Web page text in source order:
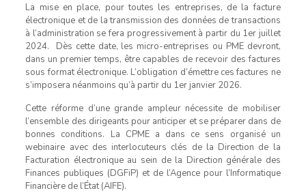
La mise en place, pour toutes les entreprises, de la facture
électronique et de la transmission des données de transactions
à l’administration se fera progressivement à partir du 1er juillet
2024. Dès cette date, les micro-entreprises ou PME devront,
dans un premier temps, être capables de recevoir des factures
sous format électronique. L’obligation d’émettre ces factures ne
s’imposera néanmoins qu’à partir du 1er janvier 2026.
Cette réforme d’une grande ampleur nécessite de mobiliser
l’ensemble des dirigeants pour anticiper et se préparer dans de
bonnes conditions. La CPME a dans ce sens organisé un
webinaire avec des interlocuteurs clés de la Direction de la
Facturation électronique au sein de la Direction générale des
Finances publiques (DGFiP) et de l’Agence pour l’Informatique
Financière de l’État (AIFE).